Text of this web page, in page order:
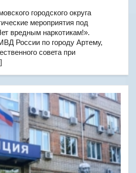
городского округа
мероприятия под
вредным наркотикам!».
России по городу Артему,
совета при